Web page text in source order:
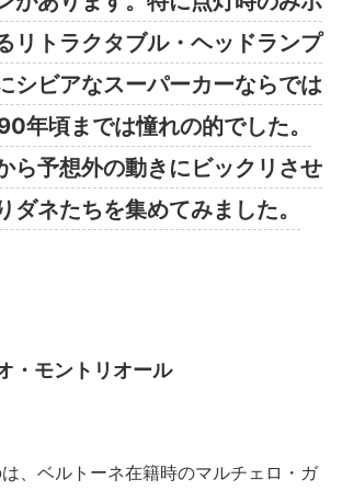
リトラクタブル・ヘッドランプ
シビアなスーパーカーならでは
年頃までは憧れの的でした。
ら予想外の動きにビックリさせ
ダネたちを集めてみました。
・モントリオール
、ベルトーネ在籍時のマルチェロ・ガ